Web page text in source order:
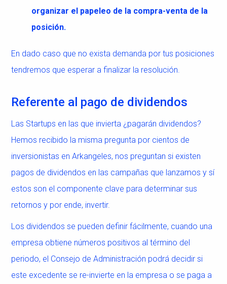
organizar el papeleo de la compra-venta de la
posición.
En dado caso que no exista demanda por tus posiciones
tendremos que esperar a finalizar la resolución.
Referente al pago de dividendos
Las Startups en las que invierta ¿pagarán dividendos?
Hemos recibido la misma pregunta por cientos de
inversionistas en Arkangeles, nos preguntan si existen
pagos de dividendos en las campañas que lanzamos y sí
estos son el componente clave para determinar sus
retornos y por ende, invertir.
Los dividendos se pueden definir fácilmente, cuando una
empresa obtiene números positivos al término del
periodo, el Consejo de Administración podrá decidir si
este excedente se re-invierte en la empresa o se paga a